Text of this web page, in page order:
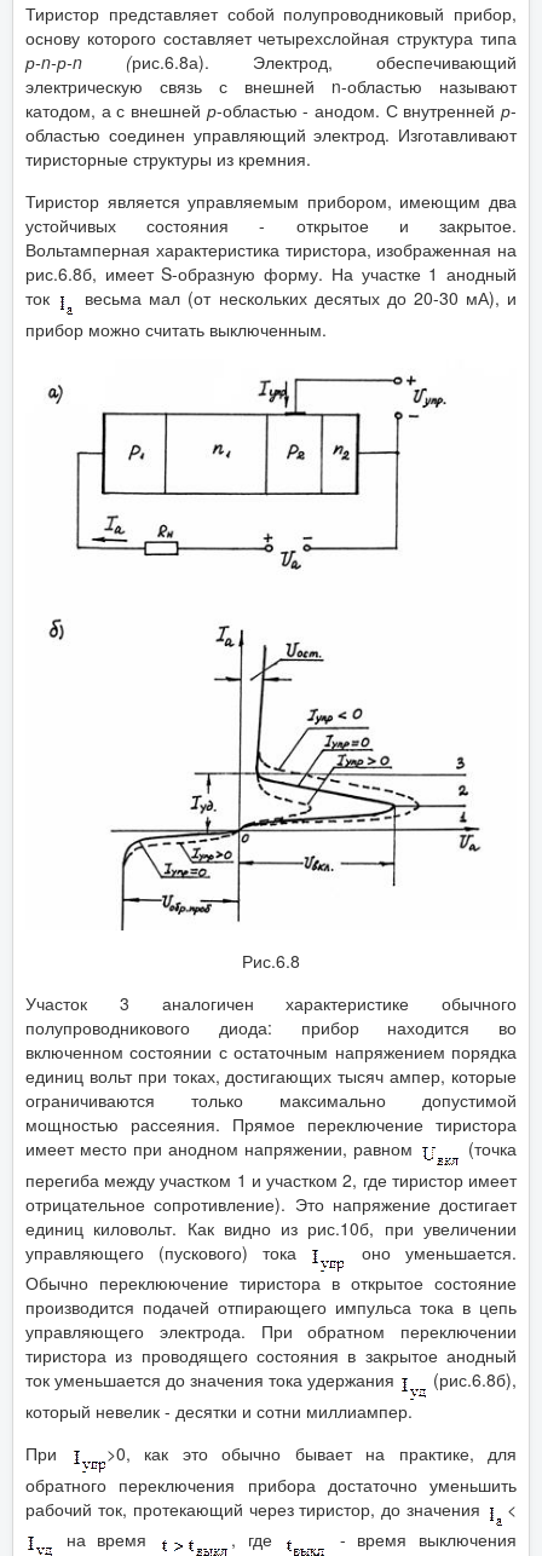
Тиристор представляет собой полупроводниковый прибор,
основу которого составляет четырехслойная структура типа
р-n-р-n (рис.6.8а). Электрод, обеспечивающий
электрическую связь с внешней n-областью называют
катодом, а с внешней р-областью - анодом. С внутреннейр-
областью соединен управляющий электрод. Изготавливают
тиристорные структуры из кремния.
Тиристор является управляемым прибором, имеющим два
устойчивых состояния - открытое и закрытое.
Вольтамперная характеристика тиристора, изображенная на
рис.6.8б, имеет S-образную форму. На участке 1 анодный
ток
весьма мал (от нескольких десятых до 20-30 мА), и
прибор можно считать выключенным.
Рис.6.8
Участок 3 аналогичен характеристике обычного
полупроводникового диода: прибор находится во
включенном состоянии с остаточным напряжением порядка
единиц вольт при токах, достигающих тысяч ампер, которые
ограничиваются только максимально допустимой
мощностью рассеяния. Прямое переключение тиристора
имеет место при анодном напряжении, равном
(точка
перегиба между участком 1 и участком 2, где тиристор имеет
отрицательное сопротивление). Это напряжение достигает
единиц киловольт. Как видно из рис.10б, при увеличении
управляющего (пускового) тока
оно уменьшается.
Обычно переклюючение тиристора в открытое состояние
производится подачей отпирающего импульса тока в цепь
управляющего электрода. При обратном переключении
тиристора из проводящего состояния в закрытое анодный
ток уменьшается до значения тока удержания
(рис.6.8б),
который невелик - десятки и сотни миллиампер.
При
>0, как это обычно бывает на практике, для
обратного переключения прибора достаточно уменьшить
рабочий ток, протекающий через тиристор, до значения
<
на время
, где
- время выключения